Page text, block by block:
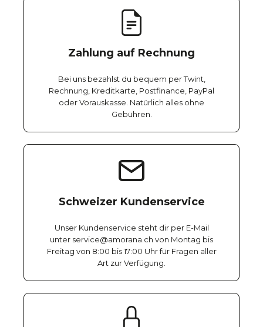
Zahlung auf Rechnung
Bei uns bezahlst du bequem per Twint,
Rechnung, Kreditkarte, Postfinance, PayPal
oder Vorauskasse. Natürlich alles ohne
Gebühren.
Schweizer Kundenservice
Unser Kundenservice steht dir per E-Mail
unter service@amorana.ch von Montag bis
Freitag von 8:00 bis 17:00 Uhr für Fragen aller
Art zur Verfügung.